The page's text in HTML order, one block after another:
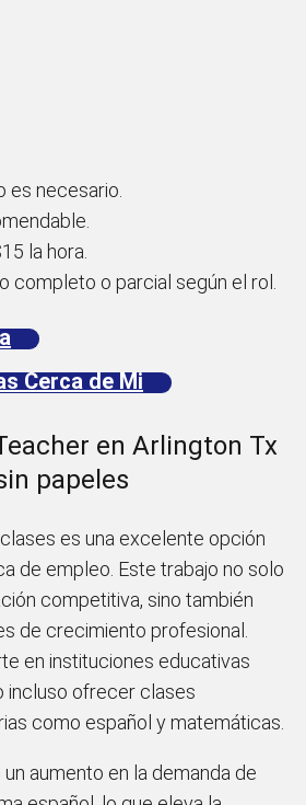
es necesario.
la hora.
completo o parcial según el rol.
Cerca de Mi
en Arlington Tx
papeles
es una excelente opción
de empleo. Este trabajo no solo
competitiva, sino también
de crecimiento profesional.
en instituciones educativas
incluso ofrecer clases
como español y matemáticas.
aumento en la demanda de